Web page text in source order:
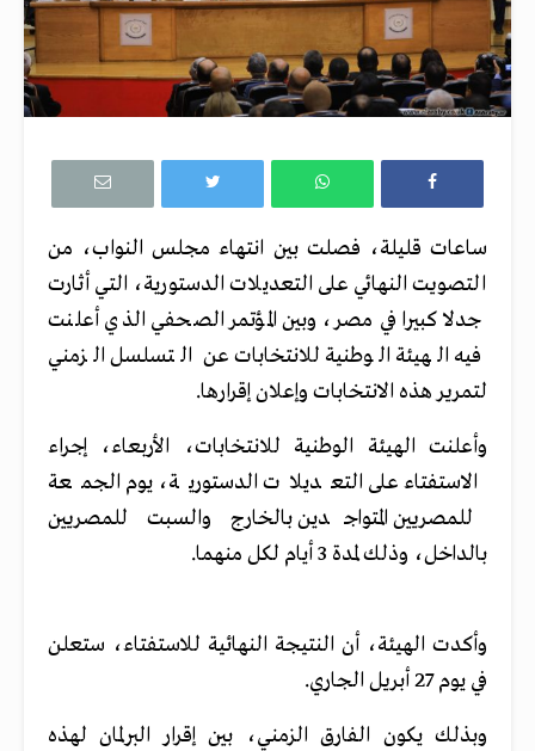
ساعات قليلة، فصلت بين انتهاء مجلس النواب، من
التصويت النهائي على التعديلات الدستورية، التي أثارت
جدلا كبيرا في مصر، وبين المؤتمر الصحفي الذي أعلنت
فيه الهيئة الوطنية للانتخابات عن التسلسل الزمني
لتمرير هذه الانتخابات وإعلان إقرارها.
وأعلنت الهيئة الوطنية للانتخابات، الأربعاء، إجراء
الاستفتاء على التعديلات الدستورية، يوم الجمعة
للمصريين المتواجدين بالخارج والسبت للمصريين
بالداخل، وذلك لمدة 3 أيام لكل منهما.
وأكدت الهيئة، أن النتيجة النهائية للاستفتاء، ستعلن
في يوم 27 أبريل الجاري.
وبذلك يكون الفارق الزمني، بين إقرار البرلمان لهذه